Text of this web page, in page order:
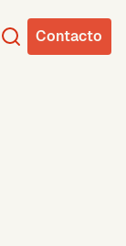
Contacto